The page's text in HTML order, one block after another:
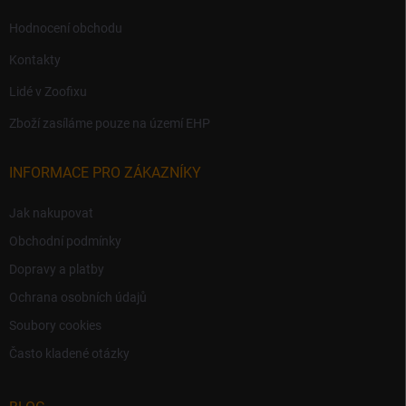
Hodnocení obchodu
Kontakty
Lidé v Zoofixu
Zboží zasíláme pouze na území EHP
INFORMACE PRO ZÁKAZNÍKY
Jak nakupovat
Obchodní podmínky
Dopravy a platby
Ochrana osobních údajů
Soubory cookies
Často kladené otázky